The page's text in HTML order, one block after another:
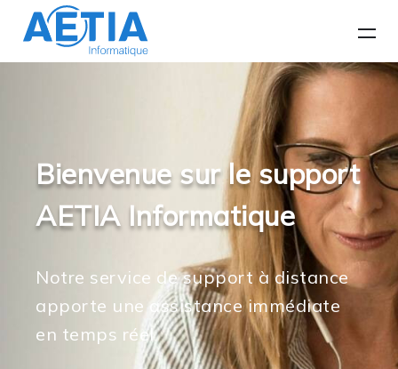
Bienvenue sur le support
AETIA Informatique
Notre service de support à distance
apporte une assistance immédiate
en temps réel